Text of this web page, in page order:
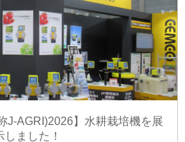
J-AGRI)2026】水耕栽培機を展
しました！